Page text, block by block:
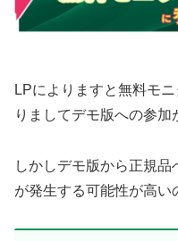
LPによりますと無料モ
りましてデモ版への参加
しかしデモ版から正規
が発生する可能性が高い